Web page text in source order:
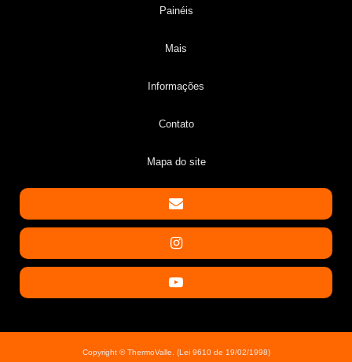
Painéis
Mais
Informações
Contato
Mapa do site
Copyright © ThermoValle. (Lei 9610 de 19/02/1998)